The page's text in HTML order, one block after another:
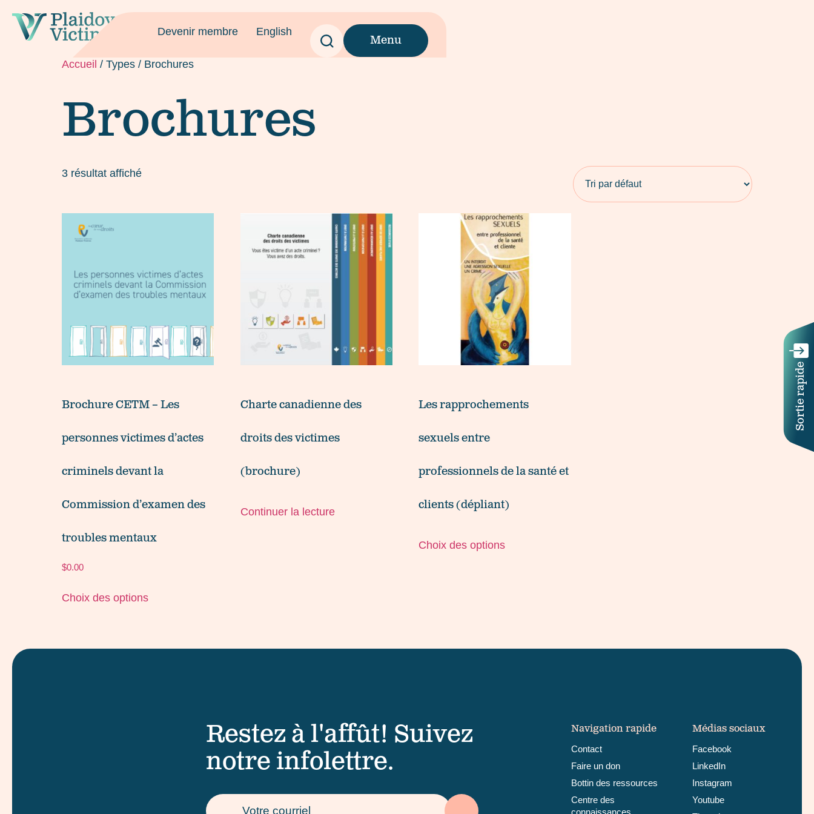
Devenir membre English
Menu
Sortie rapide
Accueil / Types / Brochures
Brochures
3 résultat affiché
Brochure CETM – Les
personnes victimes d’actes
criminels devant la
Commission d’examen des
troubles mentaux
$0.00
Choix des options
Charte canadienne des
droits des victimes
(brochure)
Continuer la lecture
Les rapprochements
sexuels entre
professionnels de la santé et
clients (dépliant)
Choix des options
Restez à l'affût! Suivez
notre infolettre.
Navigation rapide
Contact
Faire un don
Bottin des ressources
Centre des
connaissances
Médias sociaux
Facebook
LinkedIn
Instagram
Youtube